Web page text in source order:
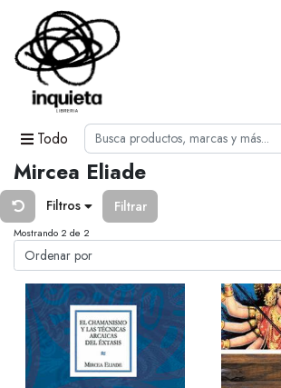
Todo
Mircea Eliade
Filtros Filtrar
Mostrando 2 de 2